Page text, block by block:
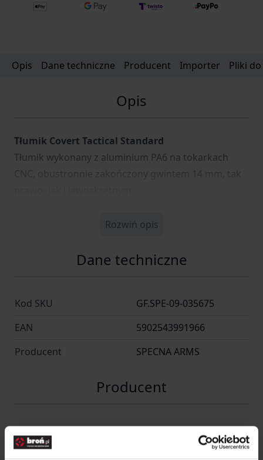
Opis Dane techniczne Producent Importer Pliki
Opis
Tłumik Covert Tactical Standard
Tłumik wykonany z aluminium PA6 na tokarkach
Rozwiń opis
Dane techniczne
Kod SKU
GF.SPE-09-035675
EAN
5902543991966
Producent
SPECNA ARMS
Producent
Nazwa
SPE-GF CORP Sp. Z o.o.